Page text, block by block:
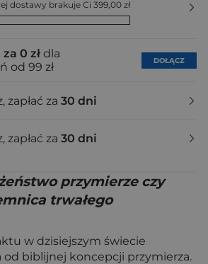
dostawy brakuje Ci 399,00 zł
0 zł dla
od 99 zł
DOŁĄCZ
zapłać za 30 dni
zapłać za 30 dni
przymierze czy
trwałego
w dzisiejszym świecie
od biblijnej koncepcji przymierza.